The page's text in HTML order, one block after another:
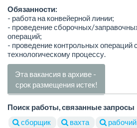
Обязанности:
- работа на конвейерной линии;
- проведение сборочных/
операций;
- проведение контрольных операций
технологическому процессу.
Эта вакансия в архиве -
срок размещения истек!
Поиск работы, связанные запросы
сборщик
вахта рабочий